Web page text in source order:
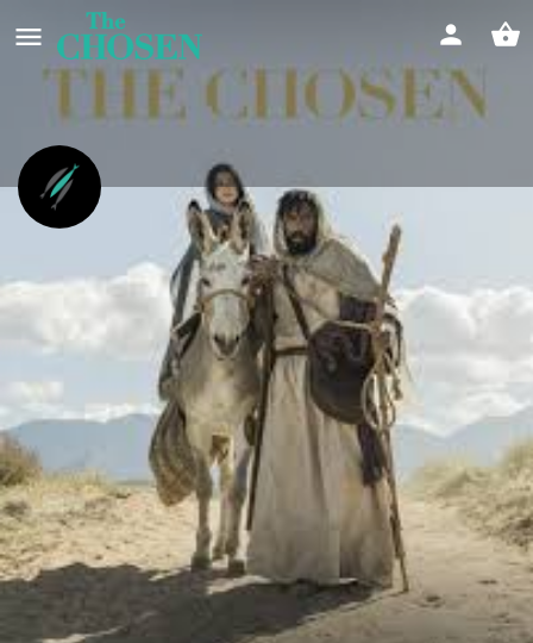
Weihnachtsepisode von "The
Chosen" im Magnushaus
Gemeinsam die Geschichte der Heiligen Nacht erleben
18/12/2025 - 18/12/2025
Infos Feedback 0
Wegbeschreibung Rückmeldung
Art der Veranstaltung